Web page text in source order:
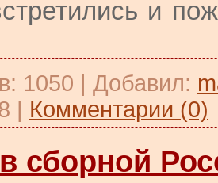
и
1050 | Добавил:
| Комментарии (0)
сборной